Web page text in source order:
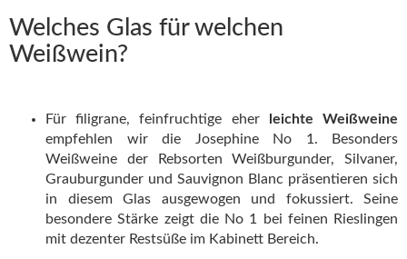
Welches Glas für welchen
Weißwein?
Für filigrane, feinfruchtige eher
leichte Weißweine
empfehlen wir die Josephine No 1. Besonders
Weißweine der Rebsorten Weißburgunder, Silvaner,
Grauburgunder und Sauvignon Blanc präsentieren sich
in diesem Glas ausgewogen und fokussiert. Seine
besondere Stärke zeigt die No 1 bei feinen Rieslingen
mit dezenter Restsüße im Kabinett Bereich.